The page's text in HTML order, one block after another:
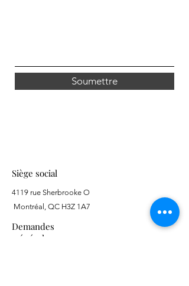
Soumettre
Siège social
4119 rue Sherbrooke O
Montréal, QC H3Z 1A7
Demandes
générales